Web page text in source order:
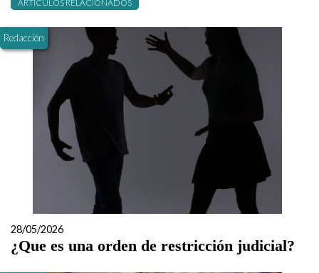
ARTÍCULOS RELACIONADOS
Redacción
28/05/2026
¿Que es una orden de restricción judicial?